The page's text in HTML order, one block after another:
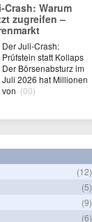
Warum
zugreifen –
Der Juli-Crash:
Prüfstein statt Kollaps
Der Börsenabsturz im
Juli 2026 hat Millionen
von (00)
(12)
(5)
(9)
(6)